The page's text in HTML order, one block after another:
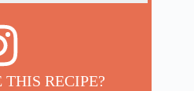
RECIPE?